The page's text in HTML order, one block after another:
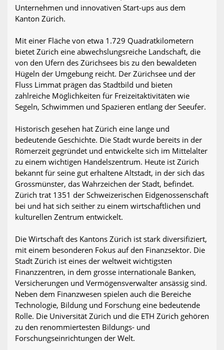
Unternehmen und innovativen Start-ups aus dem
Kanton Zürich.
Mit einer Fläche von etwa 1.729 Quadratkilometern
bietet Zürich eine abwechslungsreiche Landschaft, die
von den Ufern des Zürichsees bis zu den bewaldeten
Hügeln der Umgebung reicht. Der Zürichsee und der
Fluss Limmat prägen das Stadtbild und bieten
zahlreiche Möglichkeiten für Freizeitaktivitäten wie
Segeln, Schwimmen und Spazieren entlang der Seeufer.
Historisch gesehen hat Zürich eine lange und
bedeutende Geschichte. Die Stadt wurde bereits in der
Römerzeit gegründet und entwickelte sich im Mittelalter
zu einem wichtigen Handelszentrum. Heute ist Zürich
bekannt für seine gut erhaltene Altstadt, in der sich das
Grossmünster, das Wahrzeichen der Stadt, befindet.
Zürich trat 1351 der Schweizerischen Eidgenossenschaft
bei und hat sich seither zu einem wirtschaftlichen und
kulturellen Zentrum entwickelt.
Die Wirtschaft des Kantons Zürich ist stark diversifiziert,
mit einem besonderen Fokus auf den Finanzsektor. Die
Stadt Zürich ist eines der weltweit wichtigsten
Finanzzentren, in dem grosse internationale Banken,
Versicherungen und Vermögensverwalter ansässig sind.
Neben dem Finanzwesen spielen auch die Bereiche
Technologie, Bildung und Forschung eine bedeutende
Rolle. Die Universität Zürich und die ETH Zürich gehören
zu den renommiertesten Bildungs- und
Forschungseinrichtungen der Welt.